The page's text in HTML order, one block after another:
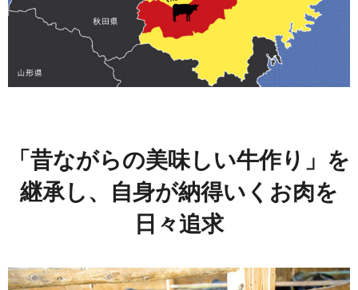
「昔ながらの美味しい牛作り」を
継承し、自身が納得いくお肉を
日々追求